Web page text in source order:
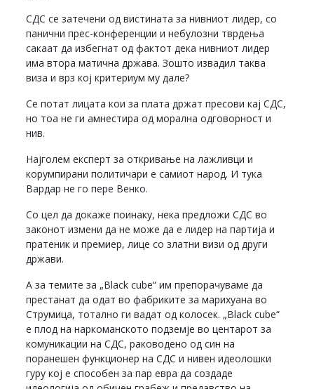
СДС се затечени од вистината за нивниот лидер, со
панични прес-конференции и небулозни тврдења
сакаат да избегнат од фактот дека нивниот лидер
има втора матична држава. Зошто извадил таква
виза и врз кој критериум му дале?
Се потат лицата кои за плата држат пресови кај СДС,
но тоа не ги амнестира од морална одговорност и
нив.
Најголем експерт за откривање на лажливци и
корумпирани политичари е самиот народ. И тука
Вардар не го пере Венко.
Со цел да докаже поинаку, нека предложи СДС во
законот измени да не може да е лидер на партија и
пратеник и премиер, лице со златни визи од други
држави.
А за темите за „Black cube“ им препорачуваме да
престанат да одат во фабриките за марихуана во
Струмица, тотално ги вадат од колосек. „Black cube“
е плод на наркоманското подземје во центарот за
комуникации на СДС, раководено од син на
поранешен функционер на СДС и нивен идеолошки
гуру кој е способен за пар евра да создаде